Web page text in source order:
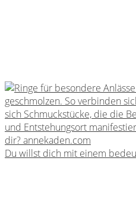
Du willst dich mit einem